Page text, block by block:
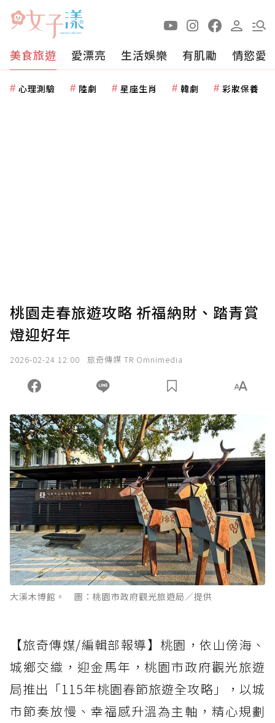
美食旅遊 愛漂亮 生活娛樂 有肌勵 情慾愛
心理測驗 陸劇 星座生肖 韓劇 彩妝保養
桃園走春旅遊攻略 祈福納財、踏青賞
燈迎好年
2026-02-24 12:00 旅奇傳媒 TR Omnimedia
大溪木博館。 圖：桃園市政府觀光旅遊局／提供
【旅奇傳媒/編輯部報導】桃園，依山傍海、
城鄉交織，迎金馬年，桃園市政府觀光旅遊
局推出「115年桃園春節旅遊全攻略」，以城
市節奏放慢、幸福感升溫為主軸，精心規劃